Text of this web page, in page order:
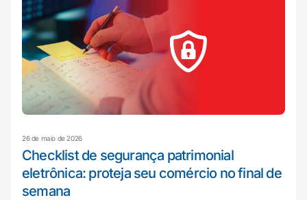
26 de maio de 2026
Checklist de segurança patrimonial
eletrônica: proteja seu comércio no final de
semana